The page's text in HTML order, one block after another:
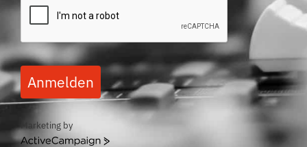
Anmelden
Marketing by
ActiveCampaign